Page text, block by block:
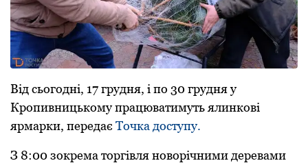
Вiд сьогоднi, 17 грудня, i по 30 гpудня у
Кропивницькому пpацюватимуть ялинковi
яpмаpки, передає Точка доступу.
З 8:00 зокрема торгiвля новорiчними деревами